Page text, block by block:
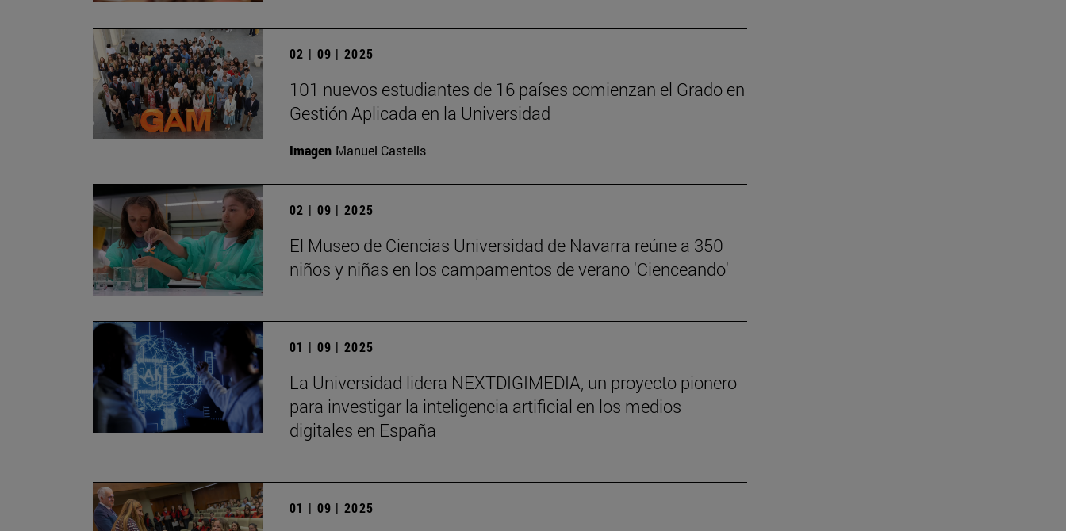
02 | 09 | 2025
101 nuevos estudiantes de 16 países comienzan el Grado en
Gestión Aplicada en la Universidad
Imagen Manuel Castells
02 | 09 | 2025
El Museo de Ciencias Universidad de Navarra reúne a 350
niños y niñas en los campamentos de verano 'Cienceando'
01 | 09 | 2025
La Universidad lidera NEXTDIGIMEDIA, un proyecto pionero
para investigar la inteligencia artificial en los medios
digitales en España
01 | 09 | 2025